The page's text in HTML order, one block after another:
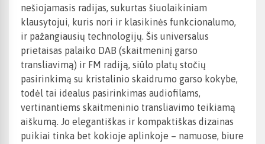
nešiojamasis radijas, sukurtas šiuolaikiniam
klausytojui, kuris nori ir klasikinės funkcionalumo,
ir pažangiausių technologijų. Šis universalus
prietaisas palaiko DAB (skaitmeninį garso
transliavimą) ir FM radiją, siūlo platų stočių
pasirinkimą su kristalinio skaidrumo garso kokybe,
todėl tai idealus pasirinkimas audiofilams,
vertinantiems skaitmeninio transliavimo teikiamą
aiškumą. Jo elegantiškas ir kompaktiškas dizainas
puikiai tinka bet kokioje aplinkoje – namuose, biure